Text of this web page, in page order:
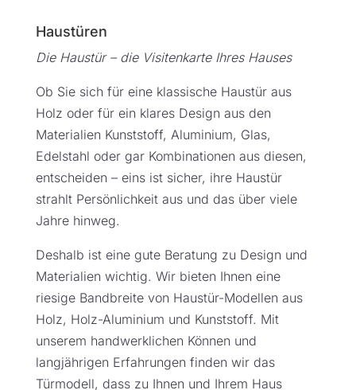
Haustüren
Die Haustür – die Visitenkarte Ihres Hauses
Ob Sie sich für eine klassische Haustür aus
Holz oder für ein klares Design aus den
Materialien Kunststoff, Aluminium, Glas,
Edelstahl oder gar Kombinationen aus diesen,
entscheiden – eins ist sicher, ihre Haustür
strahlt Persönlichkeit aus und das über viele
Jahre hinweg.
Deshalb ist eine gute Beratung zu Design und
Materialien wichtig. Wir bieten Ihnen eine
riesige Bandbreite von Haustür-Modellen aus
Holz, Holz-Aluminium und Kunststoff. Mit
unserem handwerklichen Können und
langjährigen Erfahrungen finden wir das
Türmodell, dass zu Ihnen und Ihrem Haus